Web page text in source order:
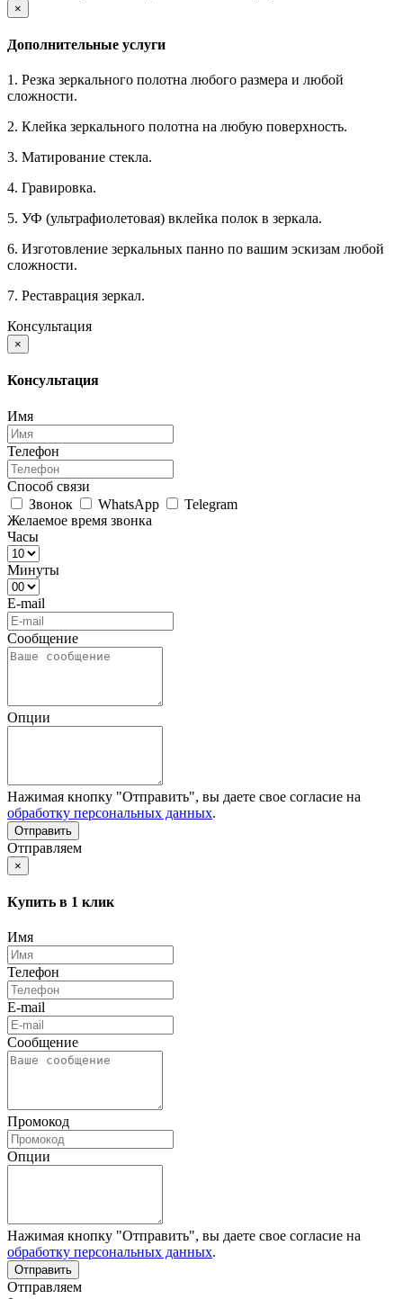
×
Дополнительные услуги
1. Резка зеркального полотна любого размера и любой
сложности.
2. Клейка зеркального полотна на любую поверхность.
3. Матирование стекла.
4. Гравировка.
5. УФ (ультрафиолетовая) вклейка полок в зеркала.
6. Изготовление зеркальных панно по вашим эскизам любой
сложности.
7. Реставрация зеркал.
Консультация
×
Консультация
Имя
Телефон
Способ связи
Звонок
WhatsApp
Telegram
Желаемое время звонка
Часы
Минуты
E-mail
Сообщение
Опции
Нажимая кнопку "Отправить", вы даете свое согласие на
обработку персональных данных.
Отправляем
×
Купить в 1 клик
Имя
Телефон
E-mail
Сообщение
Промокод
Опции
Нажимая кнопку "Отправить", вы даете свое согласие на
обработку персональных данных.
Отправляем